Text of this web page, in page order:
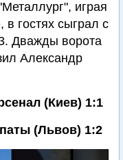
играя
гостях сыграл с
Дважды ворота
Александр
(Киев) 1:1
(Львов) 1:2